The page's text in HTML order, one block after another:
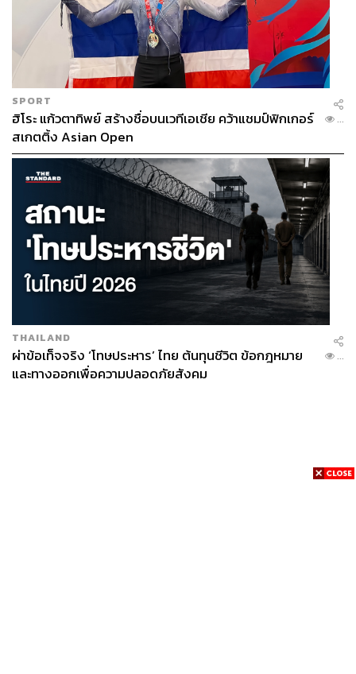
SPORT
ฮิโระ แก้วตาทิพย์ สร้างชื่อบนเวทีเอเชีย คว้าแชมป์ฟิกเกอร์
สเกตติ้ง Asian Open
...
THAILAND
ผ่าข้อเท็จจริง ‘โทษประหาร’ ไทย ต้นทุนชีวิต ข้อกฎหมาย
และทางออกเพื่อความปลอดภัยสังคม
...